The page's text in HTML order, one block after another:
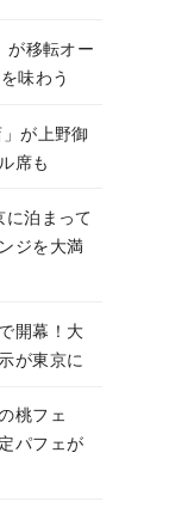
が移転オー
味わう
が上野御
席も
に泊まって
ジを大満
開幕！大
が東京に
桃フェ
パフェが